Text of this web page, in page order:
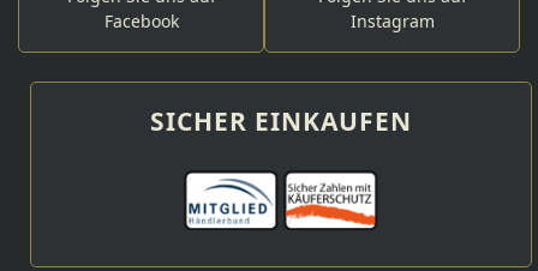
Facebook
Instagram
SICHER EINKAUFEN